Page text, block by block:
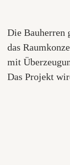
Die Bauherren
das
mit
Das Projekt